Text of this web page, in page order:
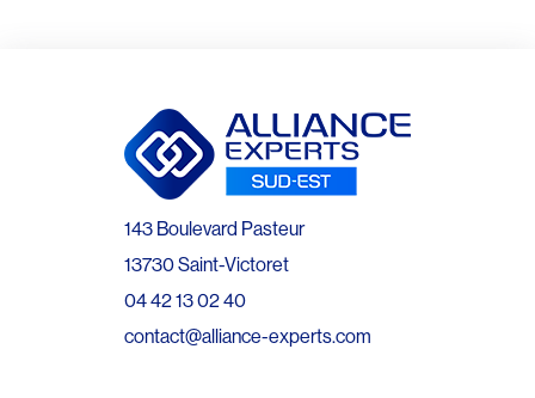
143 Boulevard Pasteur
13730 Saint-Victoret
04 42 13 02 40
contact@alliance-experts.com